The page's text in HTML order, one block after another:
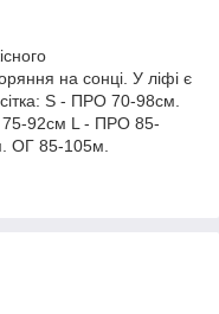
на сонці. У ліфі є
S - ПРО 70-98см.
92см L - ПРО 85-
ОГ 85-105м.